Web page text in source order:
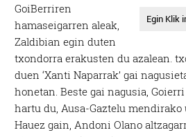
Egin Klik
GoiBerriren
hamaseigarren aleak,
Zaldibian egin duten
txondorra erakusten du azalean.
duen ‘Xanti Naparrak’ gai
honetan. Beste gai nagusia,
hartu du, Ausa-Gaztelu
Hauez gain, Andoni Olano